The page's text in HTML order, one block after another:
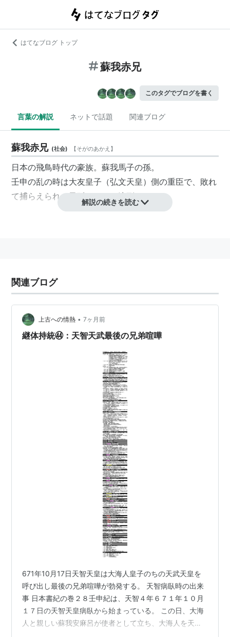
はてなブログ トップ
蘇我赤兄
このタグでブログを書く
言葉の解説 ネットで話題 関連ブログ
蘇我赤兄 (社会) 【そがのあかえ 】
日本の飛鳥時代の豪族。蘇我馬子の孫。
壬申の乱の時は大友皇子（弘文天皇）側の重臣で、敗れ
て捕らえられ、子孫とともに流刑になった。
解説の続きを読む
関連ブログ
上古への情熱 • 7ヶ月前
継体持統㊹：天智天武最後の兄弟喧嘩
671年10月17日天智天皇は大海人皇子のちの天武天皇を
呼び出し最後の兄弟喧嘩が勃発する。 天智病臥時の出来
事 日本書紀の巻２８壬申紀は、天智４年６７１年１０月
１７日の天智天皇病臥から始まっている。 この日、大海
人と親しい蘇我安麻呂が使者として立ち、大海人を天智